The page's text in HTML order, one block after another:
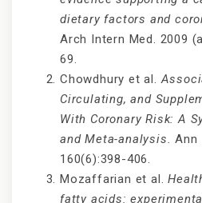
dietary factors and
Arch Intern Med. 2009
69.
Chowdhury et al.
Circulating, and
With Coronary Risk: A
and Meta-analysis. Ann
160(6):398-406.
Mozaffarian et al.
fatty acids: